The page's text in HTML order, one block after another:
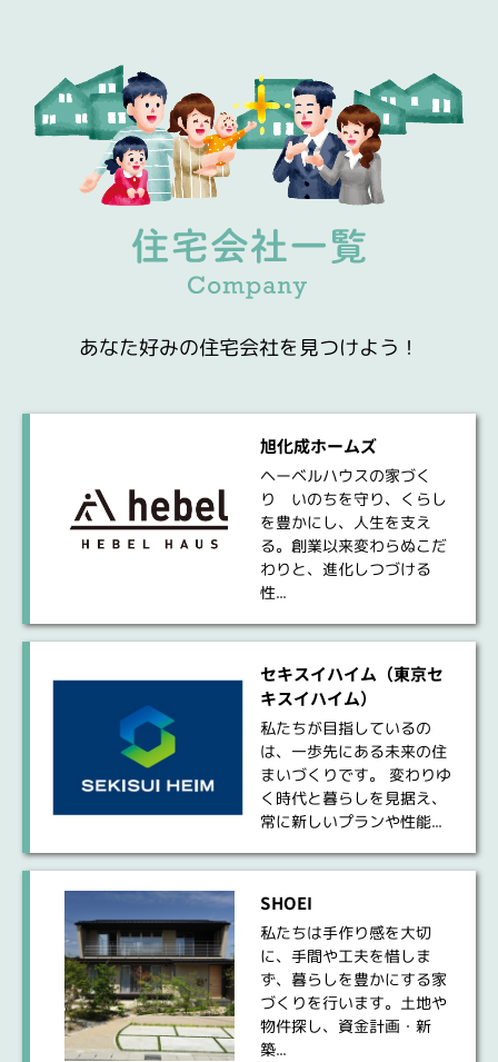
あなた好みの住宅会社を見つけよう！
旭化成ホームズ
ヘーベルハウスの家づく
り いのちを守り、くらし
を豊かにし、人生を支え
る。創業以来変わらぬこだ
わりと、進化しつづける
性...
セキスイハイム（東京セ
キスイハイム）
私たちが目指しているの
は、一歩先にある未来の住
まいづくりです。 変わりゆ
く時代と暮らしを見据え、
常に新しいプランや性能...
SHOEI
私たちは手作り感を大切
に、手間や工夫を惜しま
ず、暮らしを豊かにする家
づくりを行います。土地や
物件探し、資金計画・新
築...